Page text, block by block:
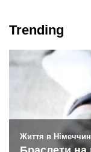
Trending